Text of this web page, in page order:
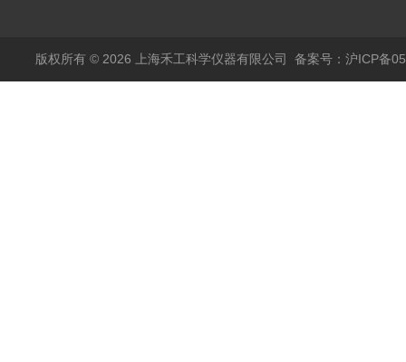
版权所有 © 2026 上海禾工科学仪器有限公司 备案号：沪ICP备